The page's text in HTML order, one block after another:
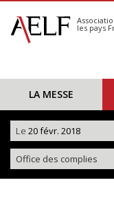
S'abonner
Calendrier
les pays
LA MESSE
Le 20 févr. 2018
Office des complies